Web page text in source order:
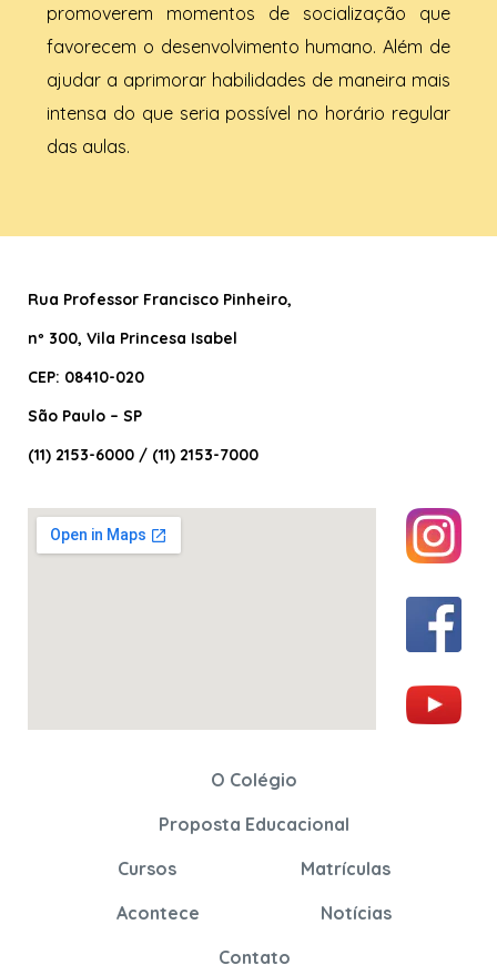
promoverem momentos de socialização que
favorecem o desenvolvimento humano. Além de
ajudar a aprimorar habilidades de maneira mais
intensa do que seria possível no horário regular
das aulas.
Rua Professor Francisco Pinheiro,
nº 300, Vila Princesa Isabel
CEP: 08410-020
São Paulo – SP
(11) 2153-6000 / (11) 2153-7000
O Colégio
Proposta Educacional
Cursos
Matrículas
Acontece
Notícias
Contato